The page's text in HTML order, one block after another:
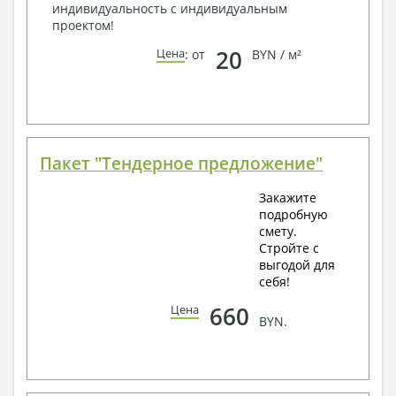
индивидуальность с индивидуальным
проектом!
Цена: от 20 BYN / м²
Пакет "Тендерное предложение"
Закажите
подробную
смету.
Стройте с
выгодой для
себя!
Цена 660 BYN.